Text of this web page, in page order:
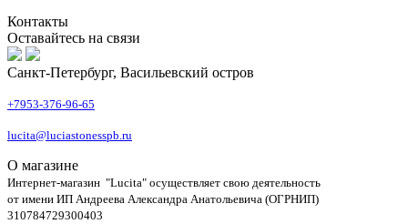
Контакты
Оставайтесь на связи
Санкт-Петербург, Васильевский остров
+7953-376-96-65
lucita@luciastonesspb.ru
О магазине
Интернет-магазин "Lucita" осуществляет свою деятельность
от имени ИП Андреева Александра Анатольевича (ОГРНИП)
310784729300403